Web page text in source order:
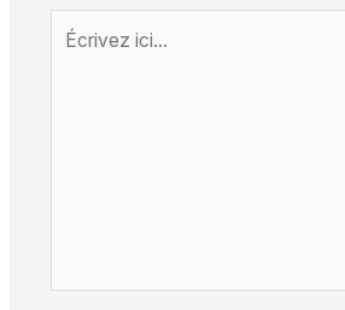
Écrivez
ici…